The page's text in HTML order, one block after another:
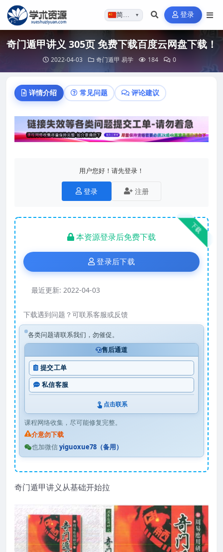
简体…▼ 登录
奇门遁甲讲义 305页 免费下载百度云网盘下载！
2022-04-03 奇门遁甲 易学 184 0
详情介绍 常见问题 评论建议
用户您好！请先登录！
登录 注册
下载
本资源登录后免费下载
登录后下载
最近更新: 2022-04-03
下载遇到问题？可联系客服或反馈
各类问题请联系我们，勿催促。
售后通道
提交工单
私信客服
点击联系
课程网络收集，尽可能修复完整。
介意勿下载
也加微信yiguoxue78（备用）
奇门遁甲讲义从基础开始拉